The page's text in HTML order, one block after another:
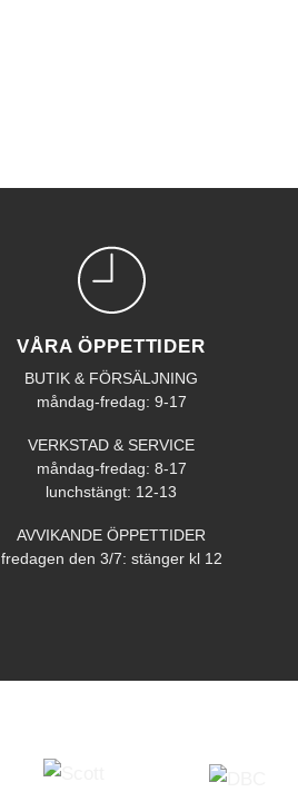
VÅRA ÖPPETTIDER
BUTIK & FÖRSÄLJNING
måndag-fredag: 9-17
VERKSTAD & SERVICE
måndag-fredag: 8-17
lunchstängt: 12-13
AVVIKANDE ÖPPETTIDER
fredagen den 3/7: stänger kl 12